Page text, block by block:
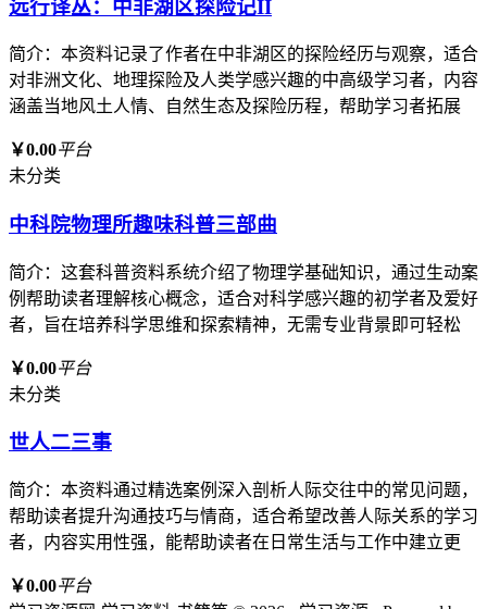
远行译丛：中非湖区探险记II
简介：本资料记录了作者在中非湖区的探险经历与观察，适合
对非洲文化、地理探险及人类学感兴趣的中高级学习者，内容
涵盖当地风土人情、自然生态及探险历程，帮助学习者拓展
￥0.00平台
未分类
中科院物理所趣味科普三部曲
简介：这套科普资料系统介绍了物理学基础知识，通过生动案
例帮助读者理解核心概念，适合对科学感兴趣的初学者及爱好
者，旨在培养科学思维和探索精神，无需专业背景即可轻松
￥0.00平台
未分类
世人二三事
简介：本资料通过精选案例深入剖析人际交往中的常见问题，
帮助读者提升沟通技巧与情商，适合希望改善人际关系的学习
者，内容实用性强，能帮助读者在日常生活与工作中建立更
￥0.00平台